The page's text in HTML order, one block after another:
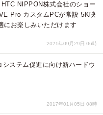
HTC NIPPON株式会社のショー
Pro カスタムPCが常設 5K映
にお楽しみいただけます
2021年09月29日 06時
ステム促進に向け新ハードウ
2017年01月05日 08時